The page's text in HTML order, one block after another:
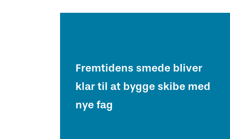
Fremtidens smede bliver
klar til at bygge skibe med
nye fag